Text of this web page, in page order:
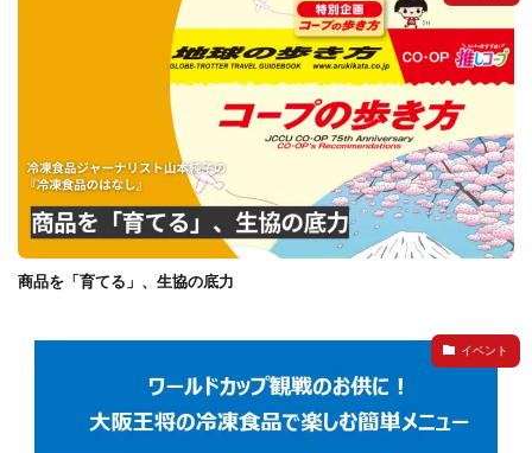
商品を「育てる」、生協の底力
イベント